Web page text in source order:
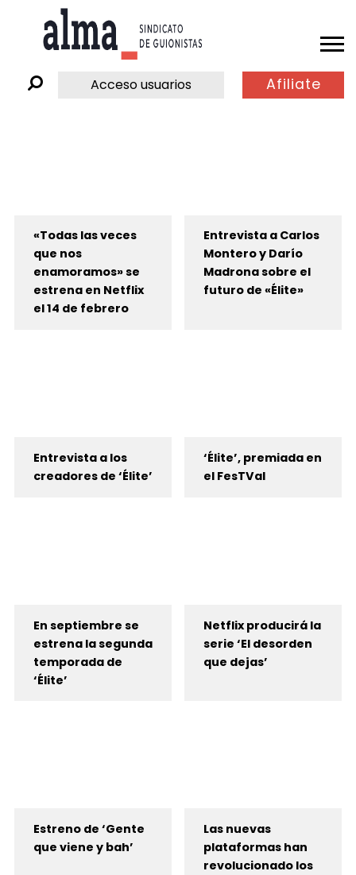
Acceso usuarios Afiliate
«Todas las veces
que nos
enamoramos» se
estrena en Netflix
el 14 de febrero
Entrevista a Carlos
Montero y Darío
Madrona sobre el
futuro de «Élite»
Entrevista a los
creadores de ‘Élite’
‘Élite’, premiada en
el FesTVal
En septiembre se
estrena la segunda
temporada de
‘Élite’
Netflix producirá la
serie ‘El desorden
que dejas’
Estreno de ‘Gente
que viene y bah’
Las nuevas
plataformas han
revolucionado los